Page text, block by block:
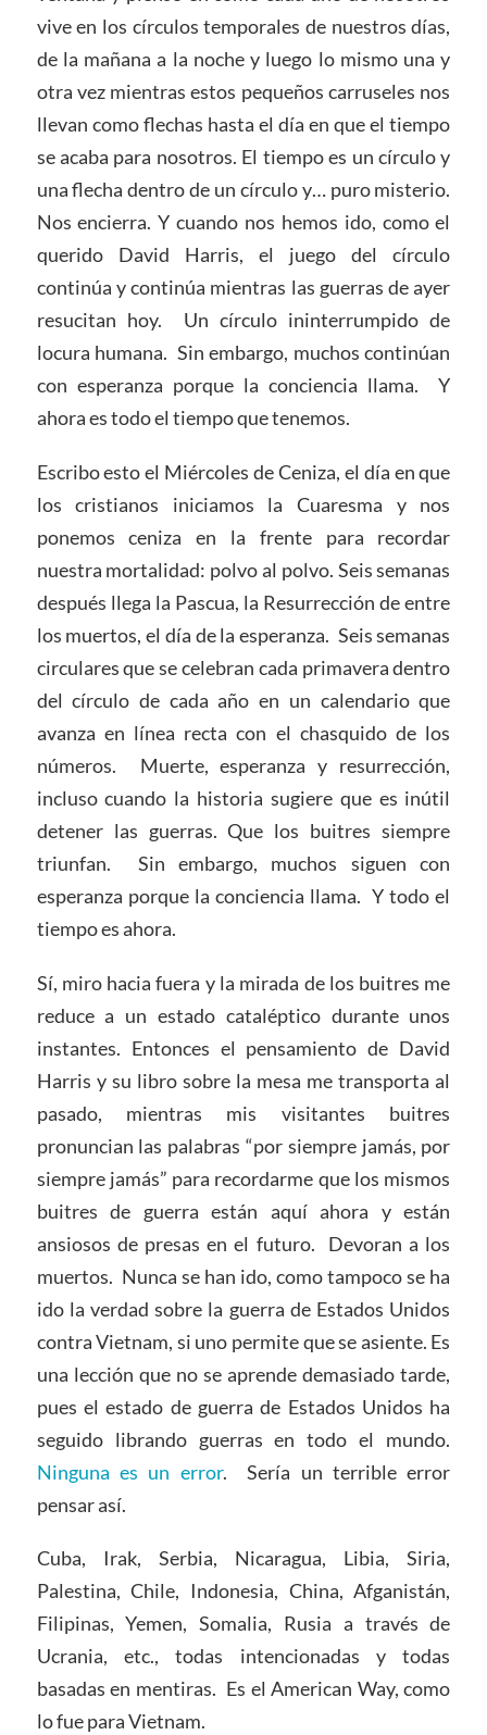
vive en los círculos temporales de nuestros días,
de la mañana a la noche y luego lo mismo una y
otra vez mientras estos pequeños carruseles nos
llevan como flechas hasta el día en que el tiempo
se acaba para nosotros. El tiempo es un círculo y
una flecha dentro de un círculo y… puro misterio.
Nos encierra. Y cuando nos hemos ido, como el
querido David Harris, el juego del círculo
continúa y continúa mientras las guerras de ayer
resucitan hoy. Un círculo ininterrumpido de
locura humana. Sin embargo, muchos continúan
con esperanza porque la conciencia llama. Y
ahora es todo el tiempo que tenemos.
Escribo esto el Miércoles de Ceniza, el día en que
los cristianos iniciamos la Cuaresma y nos
ponemos ceniza en la frente para recordar
nuestra mortalidad: polvo al polvo. Seis semanas
después llega la Pascua, la Resurrección de entre
los muertos, el día de la esperanza. Seis semanas
circulares que se celebran cada primavera dentro
del círculo de cada año en un calendario que
avanza en línea recta con el chasquido de los
números. Muerte, esperanza y resurrección,
incluso cuando la historia sugiere que es inútil
detener las guerras. Que los buitres siempre
triunfan. Sin embargo, muchos siguen con
esperanza porque la conciencia llama. Y todo el
tiempo es ahora.
Sí, miro hacia fuera y la mirada de los buitres me
reduce a un estado cataléptico durante unos
instantes. Entonces el pensamiento de David
Harris y su libro sobre la mesa me transporta al
pasado, mientras mis visitantes buitres
pronuncian las palabras “por siempre jamás, por
siempre jamás” para recordarme que los mismos
buitres de guerra están aquí ahora y están
ansiosos de presas en el futuro. Devoran a los
muertos. Nunca se han ido, como tampoco se ha
ido la verdad sobre la guerra de Estados Unidos
contra Vietnam, si uno permite que se asiente. Es
una lección que no se aprende demasiado tarde,
pues el estado de guerra de Estados Unidos ha
seguido librando guerras en todo el mundo.
Ninguna es un error. Sería un terrible error
pensar así.
Cuba, Irak, Serbia, Nicaragua, Libia, Siria,
Palestina, Chile, Indonesia, China, Afganistán,
Filipinas, Yemen, Somalia, Rusia a través de
Ucrania, etc., todas intencionadas y todas
basadas en mentiras. Es el American Way, como
lo fue para Vietnam.